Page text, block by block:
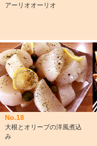
アーリオオーリオ
No.18
大根とオリーブの洋風煮込
み